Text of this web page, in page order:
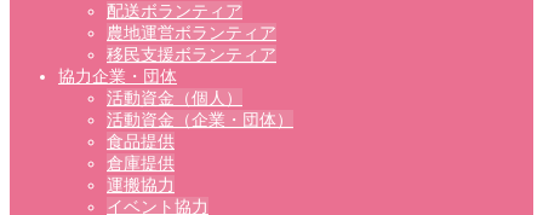
配送ボランティア
農地運営ボランティア
移民支援ボランティア
協力企業・団体
活動資金（個人）
活動資金（企業・団体）
食品提供
倉庫提供
運搬協力
イベント協力